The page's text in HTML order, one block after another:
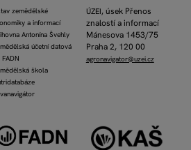
zemědělské
a informací
Antonína Švehly
účetní datová
škola
ÚZEI, úsek Přenos
znalostía informací
Mánesova 1453/75
Praha 2, 120 00
agronavigator@uzei.cz
Obrázek